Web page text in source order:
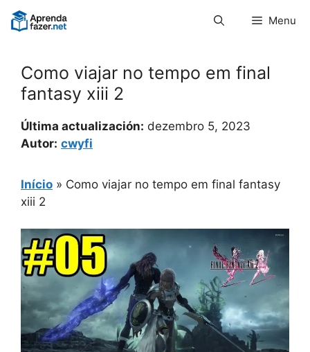
Pular
para
Menu
Como viajar no tempo em final
fantasy xiii 2
Última actualización: dezembro 5, 2023
Autor: cwyfi
Início » Como viajar no tempo em final fantasy
xiii 2